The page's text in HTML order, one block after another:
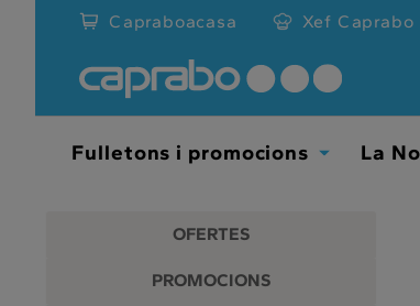
Promocions
descomptes
supermercats
Capraboacasa Xef Caprabo
Fulletons i promocions La
OFERTES
PROMOCIONS